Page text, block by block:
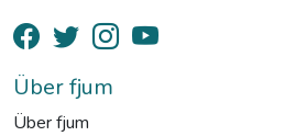
Über fjum
Über fjum